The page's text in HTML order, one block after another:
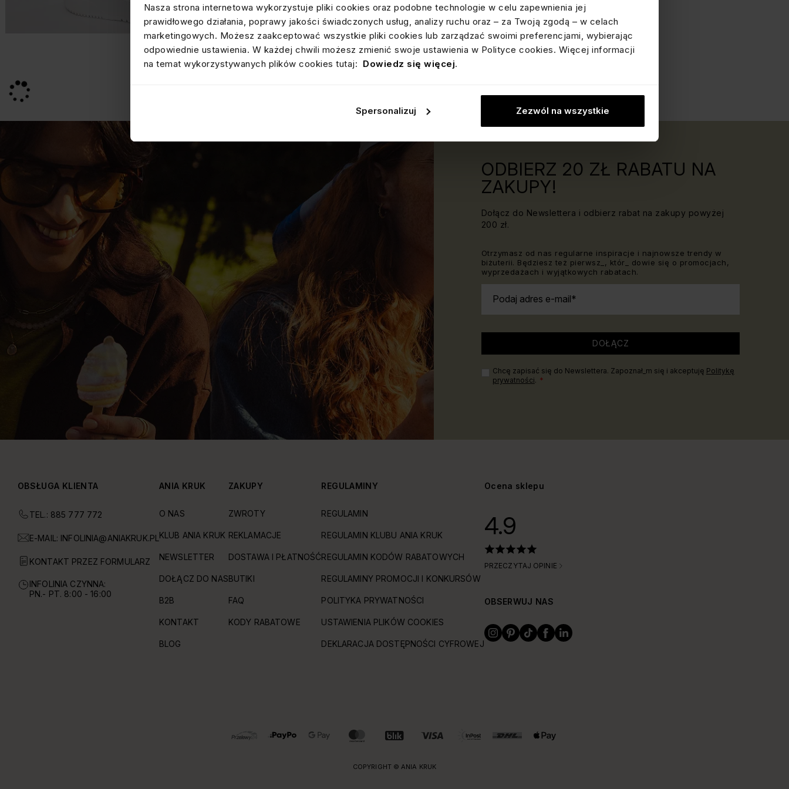
Nasza strona internetowa wykorzystuje pliki cookies oraz podobne technologie w celu zapewnienia jej
prawidłowego działania, poprawy jakości świadczonych usług, analizy ruchu oraz – za Twoją zgodą – w celach
marketingowych. Możesz zaakceptować wszystkie pliki cookies lub zarządzać swoimi preferencjami, wybierając
odpowiednie ustawienia. W każdej chwili możesz zmienić swoje ustawienia w Polityce cookies. Więcej informacji
na temat wykorzystywanych plików cookies tutaj: Dowiedz się więcej.
Spersonalizuj Zezwól na wszystkie
ODBIERZ 20 ZŁ RABATU NA
ZAKUPY!
Dołącz do Newslettera i odbierz rabat na zakupy powyżej
200 zł.
Otrzymasz od nas regularne inspiracje i najnowsze trendy w
biżuterii. Będziesz też pierwsz_, któr_ dowie się o promocjach,
wyprzedażach i wyjątkowych rabatach.
Podaj adres e-mail
DOŁĄCZ
Chcę zapisać się do Newslettera. Zapoznał_m się i akceptuję Politykę
prywatności.
OBSŁUGA KLIENTA
TEL.: 885 777 772
E-MAIL: INFOLINIA@ANIAKRUK.PL
KONTAKT PRZEZ FORMULARZ
INFOLINIA CZYNNA:
PN.- PT. 8:00 - 16:00
ANIA KRUK
O NAS
KLUB ANIA KRUK
NEWSLETTER
DOŁĄCZ DO NAS
B2B
KONTAKT
BLOG
ZAKUPY
ZWROTY
REKLAMACJE
DOSTAWA I PŁATNOŚĆ
BUTIKI
FAQ
KODY RABATOWE
REGULAMINY
REGULAMIN
REGULAMIN KLUBU ANIA KRUK
REGULAMIN KODÓW RABATOWYCH
REGULAMINY PROMOCJI I KONKURSÓW
POLITYKA PRYWATNOŚCI
USTAWIENIA PLIKÓW COOKIES
DEKLARACJA DOSTĘPNOŚCI CYFROWEJ
Ocena sklepu
4.9
PRZECZYTAJ OPINIE
OBSERWUJ NAS
COPYRIGHT © ANIA KRUK